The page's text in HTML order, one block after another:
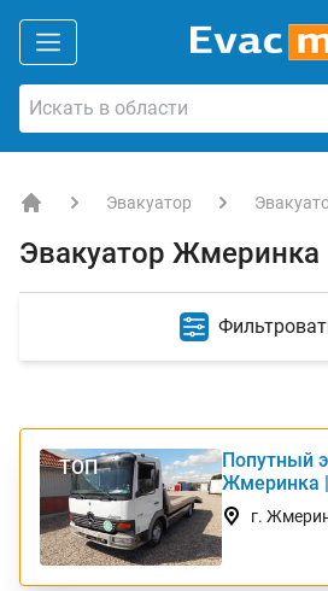
Эвакуатор
Эвакуатор Жмеринка
ТОП
Попутный
Жмеринка
Интернешнл
г.